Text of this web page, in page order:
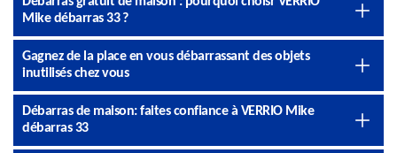
Mike débarras 33 ?
Gagnez de la place en vous débarrassant des objets
inutilisés chez vous
Débarras de maison: faites confiance à VERRIO Mike
débarras 33